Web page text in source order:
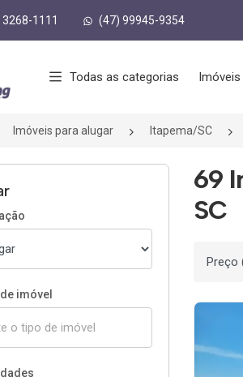
1111 (47) 99945-9354
Todas as categorias
Imóveis para alugar Itapema/SC
imóvel
69
SC